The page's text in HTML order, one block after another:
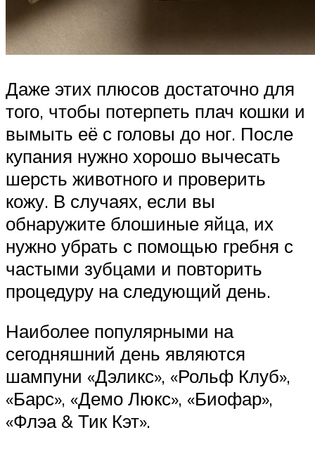
Даже этих плюсов достаточно для
того, чтобы потерпеть плач кошки и
вымыть её с головы до ног. После
купания нужно хорошо вычесать
шерсть животного и проверить
кожу. В случаях, если вы
обнаружите блошиные яйца, их
нужно убрать с помощью гребня с
частыми зубцами и повторить
процедуру на следующий день.
Наиболее популярными на
сегодняшний день являются
шампуни «Дэликс», «Рольф Клуб»,
«Барс», «Демо Люкс», «Биофар»,
«Флэа & Тик Кэт».